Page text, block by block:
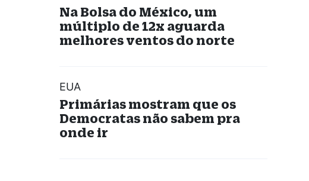
Na Bolsa do México, um
múltiplo de 12x aguarda
melhores ventos do norte
EUA
Primárias mostram que os
Democratas não sabem pra
onde ir